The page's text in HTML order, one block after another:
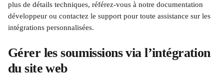
plus de détails techniques, référez-vous à notre documentation
développeur ou contactez le support pour toute assistance sur les
intégrations personnalisées.
Gérer les soumissions via l’intégration
du site web